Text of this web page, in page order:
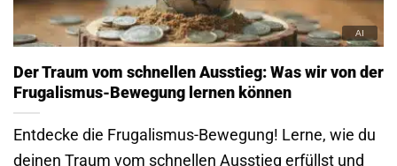
Der Traum vom schnellen Ausstieg: Was wir von der
Frugalismus-Bewegung lernen können
Entdecke die Frugalismus-Bewegung! Lerne, wie du
deinen Traum vom schnellen Ausstieg erfüllst und